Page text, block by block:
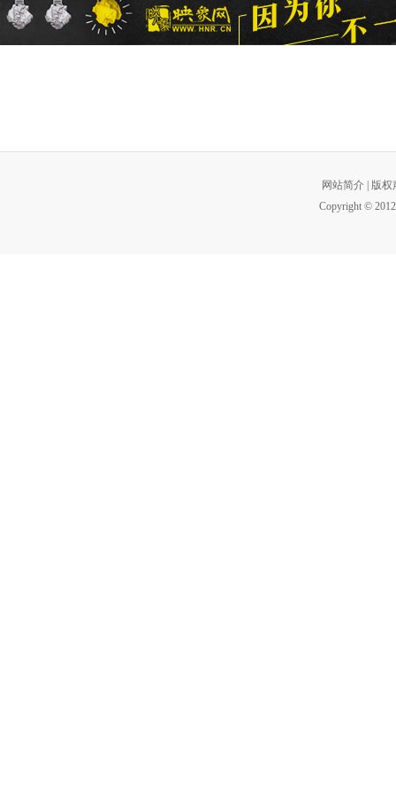
网站简介
版权
Copyright ©